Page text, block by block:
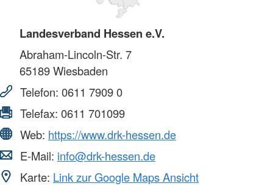
Landesverband Hessen e.V.
Abraham-Lincoln-Str. 7
65189Wiesbaden
Telefon: 0611 7909 0
Telefax: 0611 701099
Web: https://www.drk-hessen.de
E-Mail: info@drk-hessen.de
Karte: Link zur Google Maps Ansicht